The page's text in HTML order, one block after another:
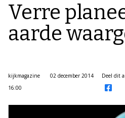
Verre
aarde
kijkmagazine
02 december 2014
16:00
Deel dit